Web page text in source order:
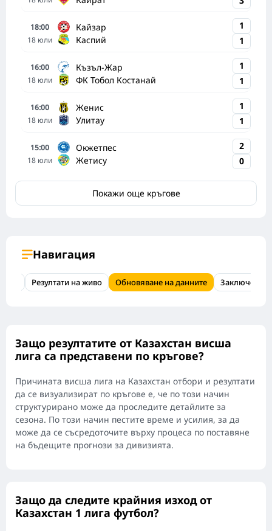
18:00
18 юли
Кайзар
Каспий
1
1
16:00
18 юли
Къзъл-Жар
ФК Тобол Костанай
1
1
16:00
18 юли
Женис
Улитау
1
1
15:00
18 юли
Окжетпес
Жетису
2
0
Покажи още кръгове
Навигация
Резултати на живо Обновяване на данните Заключение
Защо резултатите от Казахстан висша
лига са представени по кръгове?
Причината висша лига на Казахстан отбори и резултати
да се визуализират по кръгове е, че по този начин
структурирано може да проследите детайлите за
сезона. По този начин пестите време и усилия, за да
може да се съсредоточите върху процеса по поставяне
на бъдещите прогнози за дивизията.
Защо да следите крайния изход от
Казахстан 1 лига футбол?